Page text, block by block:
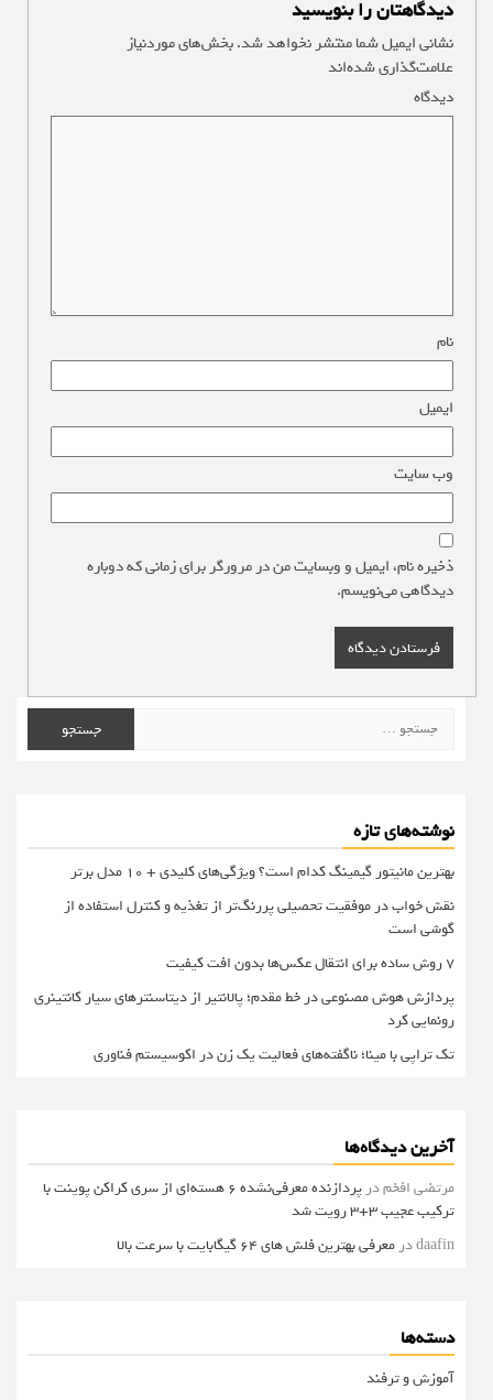
دیدگاهتان را بنویسید
نشانی ایمیل شما منتشر نخواهد شد.بخش‌های موردنیاز
علامت‌گذاری شده‌اند
دیدگاه
نام
ایمیل
وب‌ سایت
ذخیره نام، ایمیل و وبسایت من در مرورگر برای زمانی که دوباره
دیدگاهی می‌نویسم.
برای:
نوشته‌های تازه
بهترین مانیتور گیمینگ کدام است؟ ویژگی‌های کلیدی + 10 مدل برتر
نقش خواب در موفقیت تحصیلی پررنگ‌تر از تغذیه و کنترل استفاده از
گوشی است
۷ روش ساده برای انتقال عکس‌ها بدون افت کیفیت
پردازش هوش مصنوعی در خط مقدم؛ پالانتیر از دیتاسنترهای سیار کانتینری
رونمایی کرد
تک تراپی با مینا؛ ناگفته‌های فعالیت یک زن در اکوسیستم فناوری
آخرین دیدگاه‌ها
مرتضی افخمدر
پردازنده معرفی‌نشده 6 هسته‌ای از سری کراکن پوینت با
ترکیب عجیب 3+3 رویت شد
daafinدرمعرفی بهترین فلش های 64 گیگابایت با سرعت بالا
دسته‌ها
آموزش و ترفند